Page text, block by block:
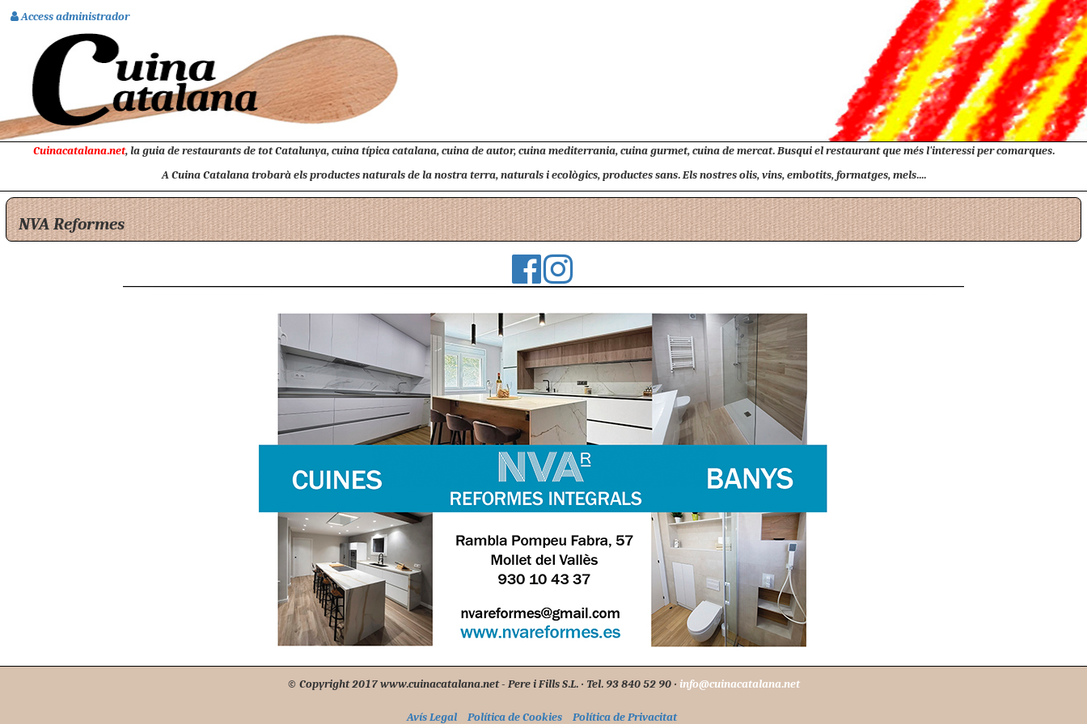
Access administrador
Cuinacatalana.net, la guia de restaurants de tot Catalunya, cuina típica catalana, cuina de autor, cuina mediterrania, cuina gurmet, cuina de mercat. Busqui el restaurant que més l'interessi per comarques.
A Cuina Catalana trobarà els productes naturals de la nostra terra, naturals i ecològics, productes sans. Els nostres olis, vins, embotits, formatges, mels....
NVA Reformes
© Copyright 2017 www.cuinacatalana.net - Pere i Fills S.L. · Tel. 93 840 52 90 · info@cuinacatalana.net
Avís Legal Política de Cookies Política de Privacitat